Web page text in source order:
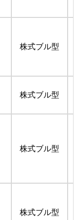
株式ブル型
株式ブル型
株式ブル型
株式ブル型